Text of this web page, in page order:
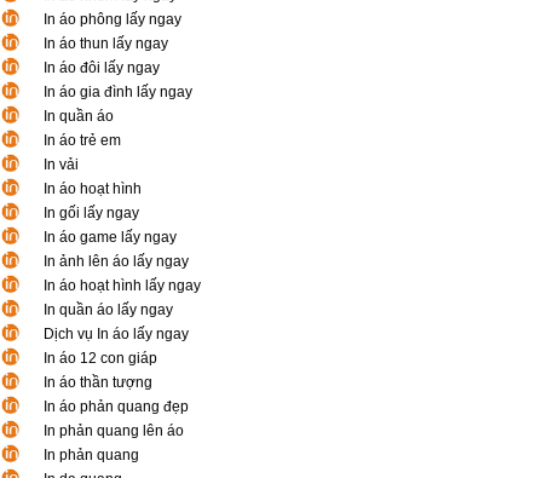
In áo phông lấy ngay
In áo thun lấy ngay
In áo đôi lấy ngay
In áo gia đình lấy ngay
In quần áo
In áo trẻ em
In vải
In áo hoạt hình
In gối lấy ngay
In áo game lấy ngay
In ảnh lên áo lấy ngay
In áo hoạt hình lấy ngay
In quần áo lấy ngay
Dịch vụ In áo lấy ngay
In áo 12 con giáp
In áo thần tượng
In áo phản quang đẹp
In phản quang lên áo
In phản quang